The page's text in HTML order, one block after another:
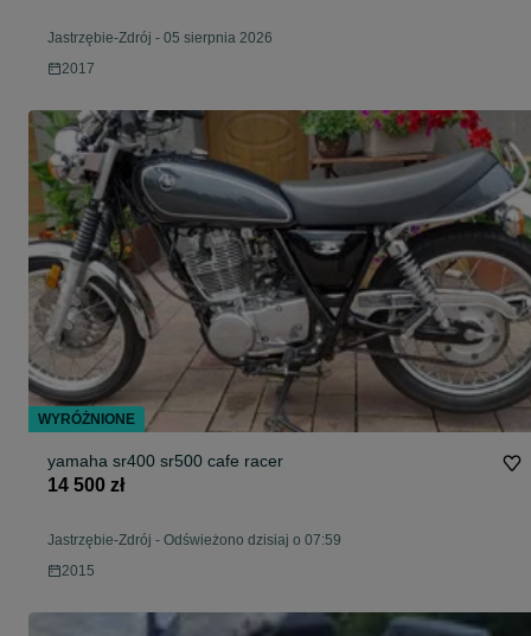
Jastrzębie-Zdrój - 05 sierpnia 2026
2017
yamaha sr400 sr500 cafe racer
14 500 zł
Jastrzębie-Zdrój - Odświeżono dzisiaj o 07:59
2015
WYRÓŻNIONE